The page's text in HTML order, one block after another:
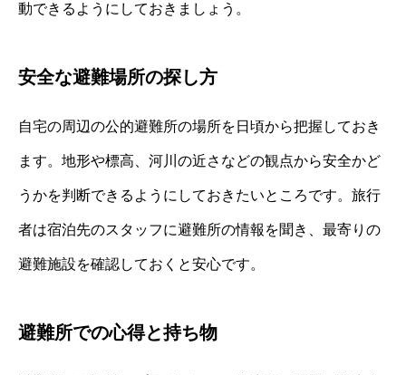
動できるようにしておきましょう。
安全な避難場所の探し方
自宅の周辺の公的避難所の場所を日頃から把握しておき
ます。地形や標高、河川の近さなどの観点から安全かど
うかを判断できるようにしておきたいところです。旅行
者は宿泊先のスタッフに避難所の情報を聞き、最寄りの
避難施設を確認しておくと安心です。
避難所での心得と持ち物